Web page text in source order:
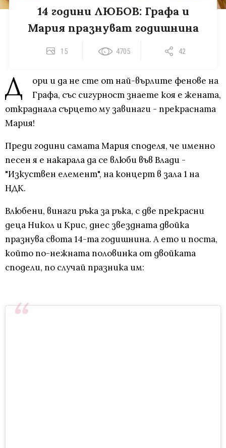
14 години ЛЮБОВ: Графа и
Мария празнуват годишнина
15 4705 42
Д
ори и да не сте от най-върлите фенове на
Графа, със сигурност знаете коя е жената,
откраднала сърцето му завинаги - прекрасната
Мария!
Преди години самата Мария споделя, че именно
песен я е накарала да се влюби във Влади -
"Изкуствен елемент", на концерт в зала 1 на
НДК.
Влюбени, винаги ръка за ръка, с две прекрасни
деца Никол и Крис, днес звездната двойка
празнува свота 14-та годишнина. А ето и поста,
който по-нежната половинка от двойката
сподели, по случай празника им: